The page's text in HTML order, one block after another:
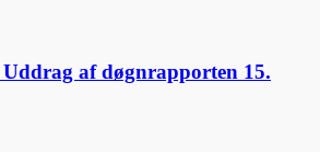
af døgnrapporten 15.